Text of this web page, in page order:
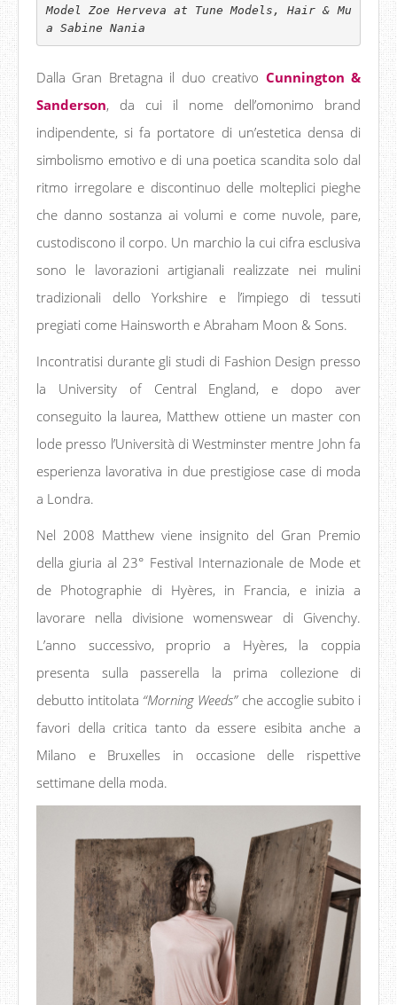
Model Zoe Herveva at Tune Models, Hair & Mu
a Sabine Nania
Dalla Gran Bretagna il duo creativo Cunnington &
Sanderson, da cui il nome dell’omonimo brand
indipendente, si fa portatore di un’estetica densa di
simbolismo emotivo e di una poetica scandita solo dal
ritmo irregolare e discontinuo delle molteplici pieghe
che danno sostanza ai volumi e come nuvole, pare,
custodiscono il corpo. Un marchio la cui cifra esclusiva
sono le lavorazioni artigianali realizzate nei mulini
tradizionali dello Yorkshire e l’impiego di tessuti
pregiati come Hainsworth e Abraham Moon & Sons.
Incontratisi durante gli studi di Fashion Design presso
la University of Central England, e dopo aver
conseguito la laurea, Matthew ottiene un master con
lode presso l’Università di Westminster mentre John fa
esperienza lavorativa in due prestigiose case di moda
a Londra.
Nel 2008 Matthew viene insignito del Gran Premio
della giuria al 23° Festival Internazionale de Mode et
de Photographie di Hyères, in Francia, e inizia a
lavorare nella divisione womenswear di Givenchy.
L’anno successivo, proprio a Hyères, la coppia
presenta sulla passerella la prima collezione di
debutto intitolata “Morning Weeds” che accoglie subito i
favori della critica tanto da essere esibita anche a
Milano e Bruxelles in occasione delle rispettive
settimane della moda.